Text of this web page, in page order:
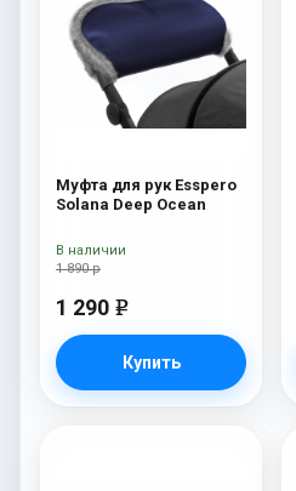
Муфта для рук Esspero
Solana Deep Ocean
1 890 р
1 290 e
Купить
В наличии